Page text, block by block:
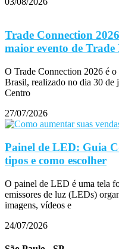
Trade Connection
maior evento de
O Trade Connection 2026 é
Brasil, realizado no dia 30
Centro
27/07/2026
Painel de LED: Guia
tipos e como escolher
O painel de LED é uma tela
emissores de luz (LEDs)
imagens, vídeos e
24/07/2026